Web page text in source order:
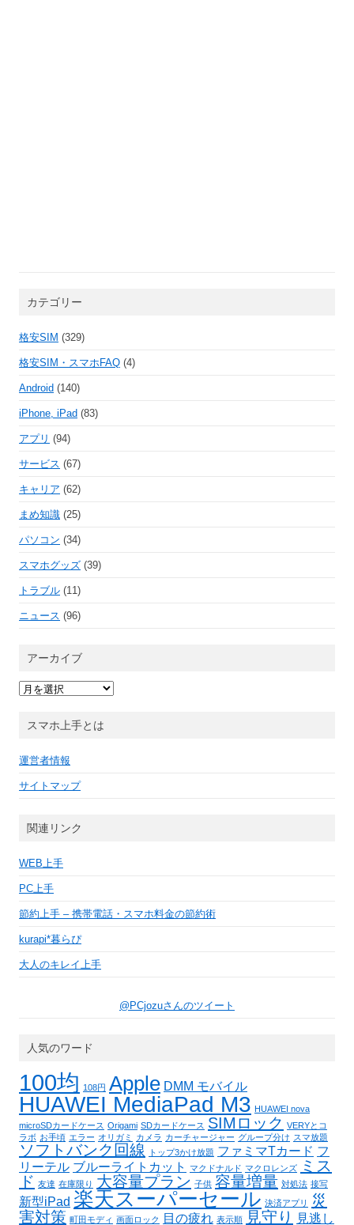
カテゴリー
格安SIM (329)
格安SIM・スマホFAQ (4)
Android (140)
iPhone, iPad (83)
アプリ (94)
サービス (67)
キャリア (62)
まめ知識 (25)
パソコン (34)
スマホグッズ (39)
トラブル (11)
ニュース (96)
アーカイブ
ア
ー
ブスマホ上手とは
運営者情報
サイトマップ
関連リンク
WEB上手
PC上手
節約上手 – 携帯電話・スマホ料金の節約術
kurapi*暮らぴ
大人のキレイ上手
@PCjozuさんのツイート
人気のワード
100均 108円 Apple DMM モバイル
HUAWEI MediaPad M3 HUAWEI nova
microSDカードケース Origami SDカードケース SIMロック VERYとコ
ラボ お手頃 エラー オリガミ カメラ カーチャージャー グループ分け スマ放題
ソフトバンク回線 トップ3かけ放題 ファミマTカード フ
リーテル ブルーライトカット マクドナルド マクロレンズ
ミス
ド 友達 在庫限り 大容量プラン 子供 容量増量 対処法 接写
新型iPad 楽天スーパーセール 決済アプリ
災
害対策 町田モディ 画面ロック 目の疲れ 表示順 見守り
見逃し